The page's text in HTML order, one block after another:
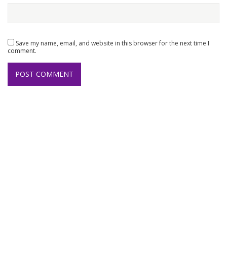
Save my name, email, and website in this browser for the next time I
comment.